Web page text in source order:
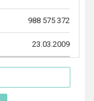
988 575 372
23.03.2009